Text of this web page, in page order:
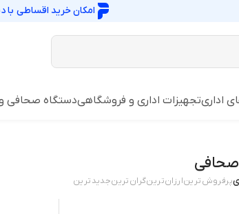
امکان خرید اقساطی با
اداریتجهیزات اداری و فروشگاهیدستگاه صحافی
پرفروش‌ترینارزان‌ترینگران‌ترینجدید‌ترین